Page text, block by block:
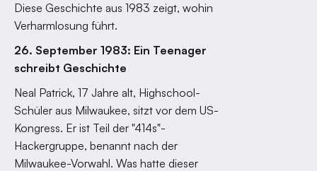
Diese Geschichte aus 1983 zeigt, wohin
Verharmlosung führt.
26. September 1983: Ein Teenager
schreibt Geschichte
Neal Patrick, 17 Jahre alt, Highschool-
Schüler aus Milwaukee, sitzt vor dem US-
Kongress. Er ist Teil der "414s"-
Hackergruppe, benannt nach der
Milwaukee-Vorwahl. Was hatte dieser